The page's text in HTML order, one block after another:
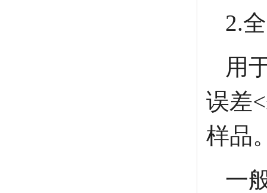
2.
用
误差
样品
一